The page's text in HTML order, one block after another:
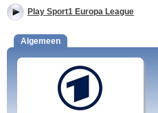
Play Sport1 Europa League
Algemeen